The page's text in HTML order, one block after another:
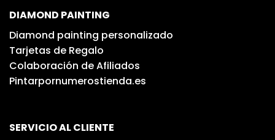
DIAMOND PAINTING
Diamond painting personalizado
Tarjetas de Regalo
Colaboración de Afiliados
Pintarpornumerostienda.es
SERVICIO AL CLIENTE